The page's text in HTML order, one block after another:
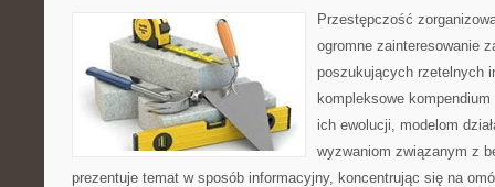
Przestępczość
ogromne zainteresowanie
poszukujących rzetelnych
kompleksowe
ich ewolucji, modelom
wyzwaniom związanym z
prezentuje temat w sposób informacyjny, koncentrując się na